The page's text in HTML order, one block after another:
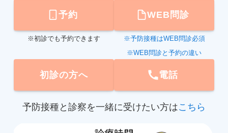
予約
※初診でも予約できます
WEB問診
※予防接種はWEB問診必須
※WEB問診と予約の違い
初診の方へ 電話
予防接種と診察を一緒に受けたい方はこちら